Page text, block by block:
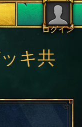
ログイン
キ共